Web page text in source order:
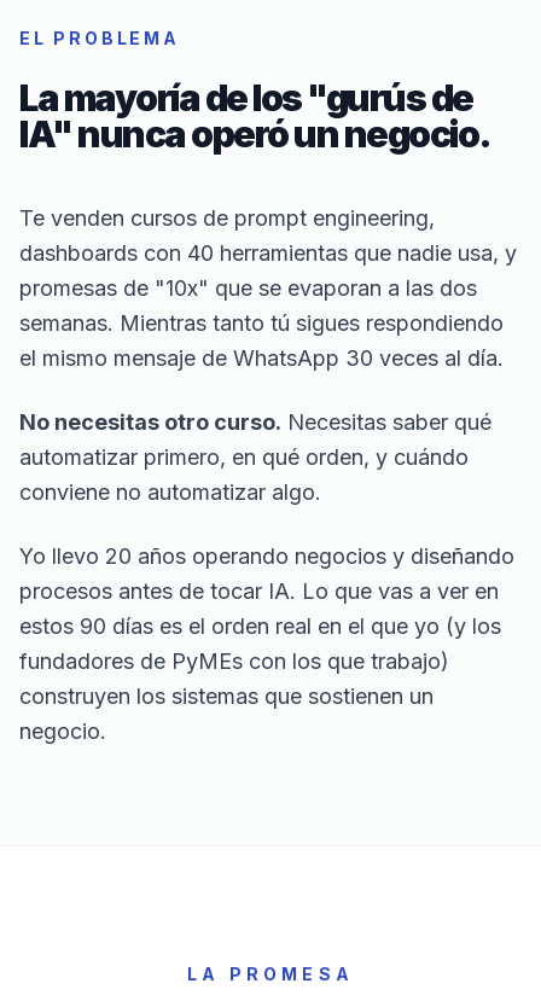
EL PROBLEMA
La mayoría de los "gurús de
IA" nunca operó un negocio.
Te venden cursos de prompt engineering,
dashboards con 40 herramientas que nadie usa, y
promesas de "10x" que se evaporan a las dos
semanas. Mientras tanto tú sigues respondiendo
el mismo mensaje de WhatsApp 30 veces al día.
No necesitas otro curso. Necesitas saber qué
automatizar primero, en qué orden, y cuándo
conviene no automatizar algo.
Yo llevo 20 años operando negocios y diseñando
procesos antes de tocar IA. Lo que vas a ver en
estos 90 días es el orden real en el que yo (y los
fundadores de PyMEs con los que trabajo)
construyen los sistemas que sostienen un
negocio.
LA PROMESA